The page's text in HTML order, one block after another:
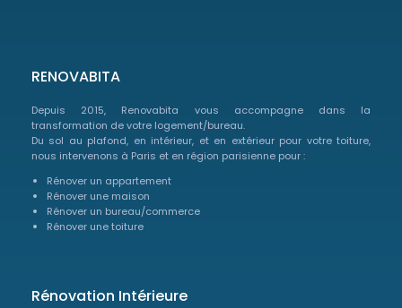
RENOVABITA
Depuis 2015, Renovabita vous accompagne dans la
transformation de votre logement/bureau.
Du sol au plafond, en intérieur, et en extérieur pour votre toiture,
nous intervenons à Paris et en région parisienne pour :
Rénover un appartement
Rénover une maison
Rénover un bureau/commerce
Rénover une toiture
Rénovation Intérieure